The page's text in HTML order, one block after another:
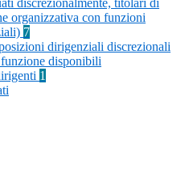
discrezionalmente, titolari di
organizzativa con funzioni
7
dirigenziali discrezionali
disponibili
1